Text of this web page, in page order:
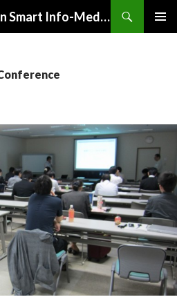
Technical committee on Smart Info-Media Systems (SIS), IEICE